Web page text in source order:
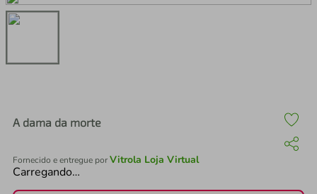
A dama da morte
Fornecido e entregue porVitrola Loja Virtual
Carregando…